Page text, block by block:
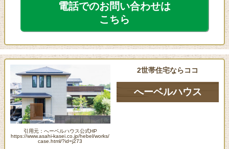
電話でのお問い合わせは
こちら
2世帯住宅ならココ
へーベルハウス
引用元：へーベルハウス公式HP
https://www.asahi-kasei.co.jp/hebel/works/
case.html/?id=j273